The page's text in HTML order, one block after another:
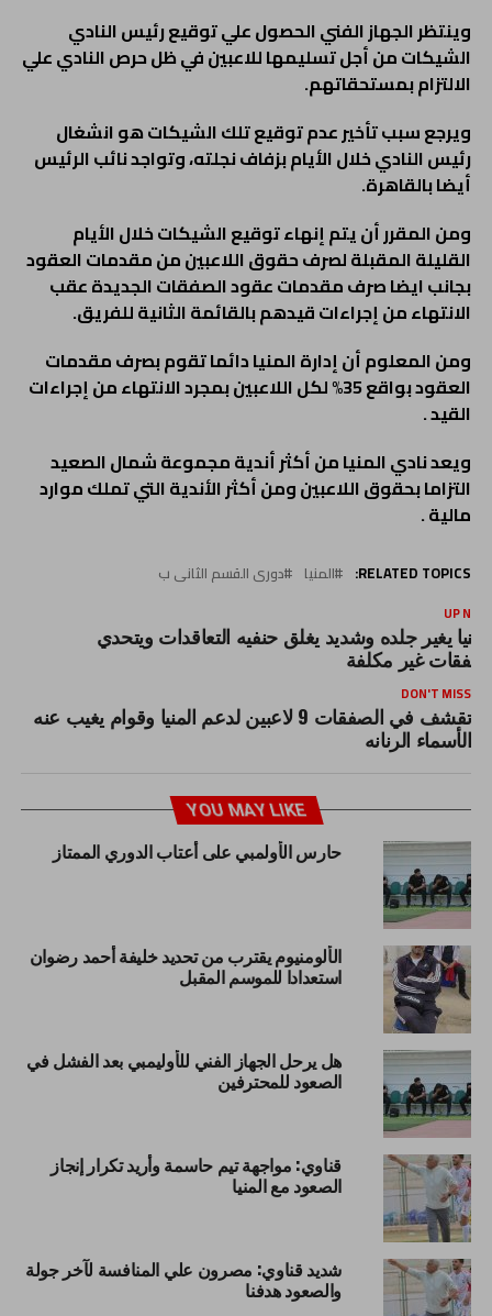
وينتظر الجهاز الفني الحصول علي توقيع رئيس النادي
الشيكات من أجل تسليمها للاعبين في ظل حرص النادي علي
الالتزام بمستحقاتهم.
ويرجع سبب تأخير عدم توقيع تلك الشيكات هو انشغال
رئيس النادي خلال الأيام بزفاف نجلته، وتواجد نائب الرئيس
أيضا بالقاهرة.
ومن المقرر أن يتم إنهاء توقيع الشيكات خلال الأيام
القليلة المقبلة لصرف حقوق اللاعبين من مقدمات العقود
بجانب ايضا صرف مقدمات عقود الصفقات الجديدة عقب
الانتهاء من إجراءات قيدهم بالقائمة الثانية للفريق.
ومن المعلوم أن إدارة المنيا دائما تقوم بصرف مقدمات
العقود بواقع 35% لكل اللاعبين بمجرد الانتهاء من إجراءات
القيد .
ويعد نادي المنيا من أكثر أندية مجموعة شمال الصعيد
التزاما بحقوق اللاعبين ومن أكثر الأندية التي تملك موارد
مالية .
RELATED TOPICS: المنيا دورى القسم الثانى ب
UP
يغير جلده وشديد يغلق حنفيه التعاقدات ويتحدي
غير مكلفة
DON'T MISS
تقشف في الصفقات 9 لاعبين لدعم المنيا وقوام يغيب عنه
الأسماء الرنانه
YOU MAY LIKE
حارس الأولمبي على أعتاب الدوري الممتاز
الألومنيوم يقترب من تحديد خليفة أحمد رضوان
استعدادا للموسم المقبل
هل يرحل الجهاز الفني للأوليمبي بعد الفشل في
الصعود للمحترفين
قناوي: مواجهة تيم حاسمة وأريد تكرار إنجاز
الصعود مع المنيا
شديد قناوي: مصرون علي المنافسة لآخر جولة
والصعود هدفنا